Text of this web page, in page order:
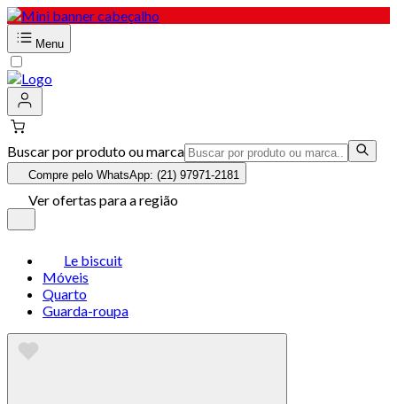
Menu
Buscar por produto ou marca
Compre pelo WhatsApp: (21) 97971-2181
Ver ofertas para a região
Le biscuit
Móveis
Quarto
Guarda-roupa